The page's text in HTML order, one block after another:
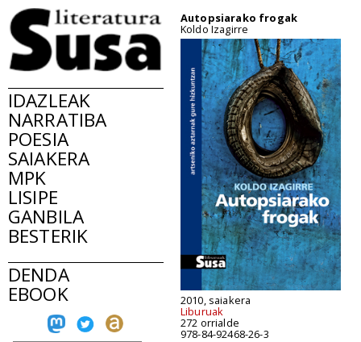
IDAZLEAK
NARRATIBA
POESIA
SAIAKERA
MPK
LISIPE
GANBILA
BESTERIK
DENDA
EBOOK
Autopsiarako frogak
Koldo Izagirre
2010, saiakera
Liburuak
272 orrialde
978-84-92468-26-3